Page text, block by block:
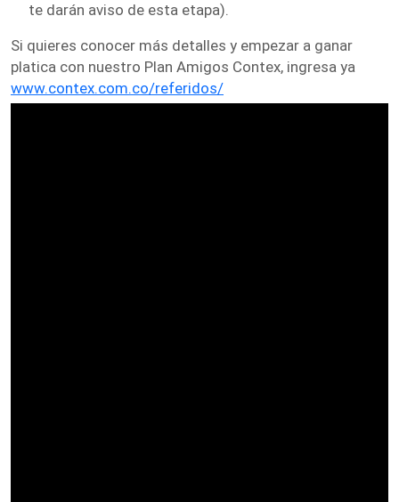
te darán aviso de esta etapa).
Si quieres conocer más detalles y empezar a ganar
platica con nuestro Plan Amigos Contex, ingresa ya
www.contex.com.co/referidos/